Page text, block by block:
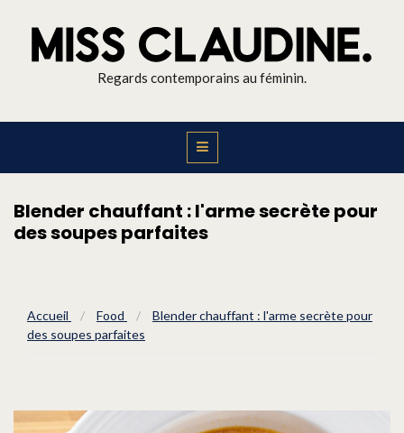
Regards contemporains au féminin.
Blender chauffant : l'arme secrète pour
des soupes parfaites
Accueil / Food /
Blender chauffant : l'arme secrète pour
des soupes parfaites